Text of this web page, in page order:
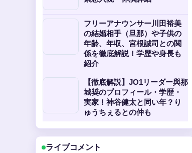
フリーアナウンサー川田裕美
の結婚相手（旦那）や子供の
年齢、年収、宮根誠司との関
係を徹底解説！学歴や身長も
紹介
【徹底解説】JO1リーダー與那
城奨のプロフィール・学歴・
実家！神谷健太と同い年？り
ゅうちぇるとの仲も
ライブコメント